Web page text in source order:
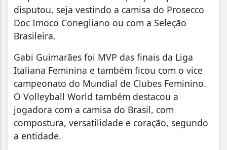
disputou, seja vestindo a camisa do Prosecco
Doc Imoco Conegliano ou com a Seleção
Brasileira.
Gabi Guimarães foi MVP das finais da Liga
Italiana Feminina e também ficou com o vice
campeonato do Mundial de Clubes Feminino.
O Volleyball World também destacou a
jogadora com a camisa do Brasil, com
compostura, versatilidade e coração, segundo
a entidade.